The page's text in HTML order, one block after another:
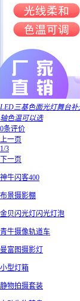
LED三基色面光灯舞台
轴色温可以选
0条评价
上一页
1/3
下一页
神牛闪客400
布景摄影棚
金贝闪光灯闪光灯泡
青牛摄像轨道车
曼富图摄影灯
小型灯箱
静物拍摄套装